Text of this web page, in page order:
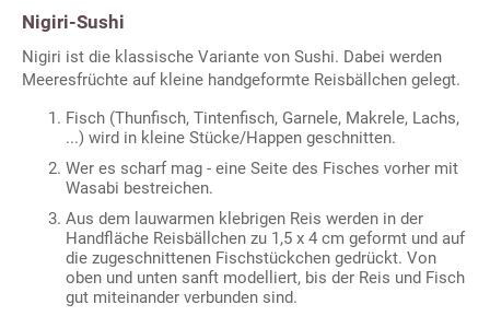
Nigiri-Sushi
Nigiri ist die klassische Variante von Sushi. Dabei werden
Meeresfrüchte auf kleine handgeformte Reisbällchen gelegt.
Fisch (Thunfisch, Tintenfisch, Garnele, Makrele, Lachs,
...) wird in kleine Stücke/Happen geschnitten.
Wer es scharf mag - eine Seite des Fisches vorher mit
Wasabi bestreichen.
Aus dem lauwarmen klebrigen Reis werden in der
Handfläche Reisbällchen zu 1,5 x 4 cm geformt und auf
die zugeschnittenen Fischstückchen gedrückt. Von
oben und unten sanft modelliert, bis der Reis und Fisch
gut miteinander verbunden sind.